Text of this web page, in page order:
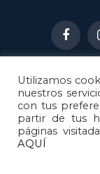
Utilizamos
nuestros
con tus
partir de tus
páginas
AQUÍ